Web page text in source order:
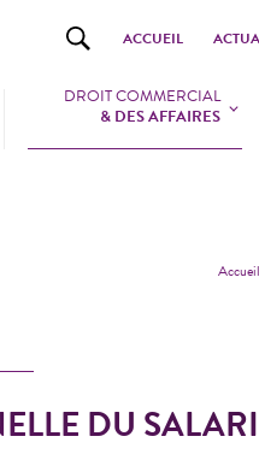
ACCUEIL
DROIT COMMERCIAL
& DES AFFAIRES
Accueil
DU